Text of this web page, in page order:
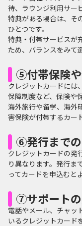
待、ラウンジ利用サー
特典がある場合は、そ
ひとつです。
特典・付帯サービスが
ため、バランスをみて
⑤付帯保険
クレジットカードには
保障制度など、保険や
海外旅行や留学、海外
害保険が付帯するカー
⑥発行まで
クレジットカードの発
り異なります。発行ま
ってカードを申込むと
⑦サポート
電話やメール、チャッ
いるクレジットカード